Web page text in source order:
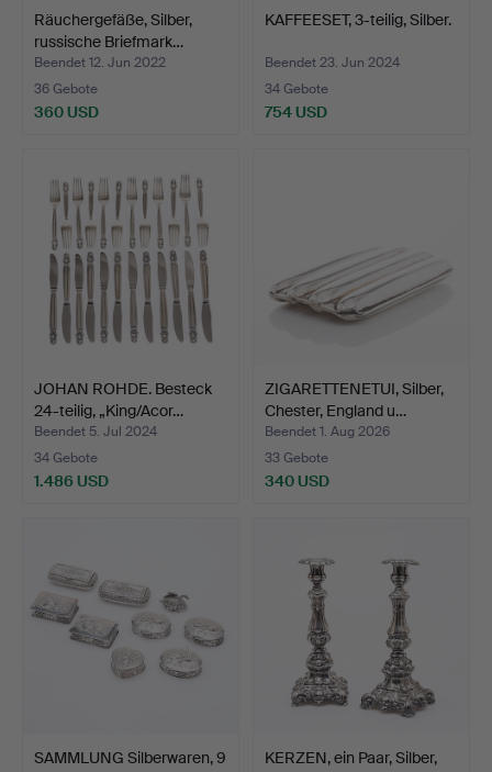
Räuchergefäße, Silber,
russische Briefmark…
Beendet 12. Jun 2022
36 Gebote
360 USD
KAFFEESET, 3-teilig, Silber.
Beendet 23. Jun 2024
34 Gebote
754 USD
JOHAN ROHDE. Besteck
24-teilig, „King/Acor…
Beendet 5. Jul 2024
34 Gebote
1.486 USD
ZIGARETTENETUI, Silber,
Chester, England u…
Beendet 1. Aug 2026
33 Gebote
340 USD
SAMMLUNG Silberwaren, 9
KERZEN, ein Paar, Silber,